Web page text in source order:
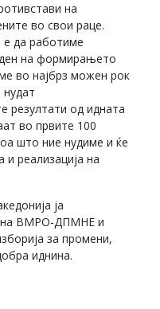
на
во свои раце.
е да работиме
на формирањето
во најбрз можен рок
резултати од идната
во првите 100
што ние нудиме и ќе
реализација на
ја
на ВМРО-ДПМНЕ и
за промени,
иднина.